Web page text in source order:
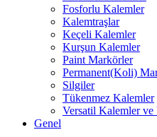
Fosforlu Kalemler
Kalemtraşlar
Keçeli Kalemler
Kurşun Kalemler
Paint Markörler
Permanent(Koli)
Silgiler
Tükenmez Kalemler
Versatil Kalemler ve
Genel